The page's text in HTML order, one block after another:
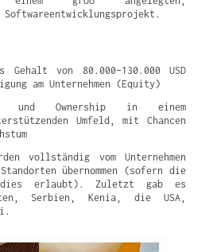
Softwareentwicklungsprojekt.
Gehalt von 80.000–130.000 USD
am Unternehmen (Equity)
und Ownership in einem
Umfeld, mit Chancen
vollständig vom Unternehmen
übernommen (sofern die
dies erlaubt). Zuletzt gab es
Serbien, Kenia, die USA,